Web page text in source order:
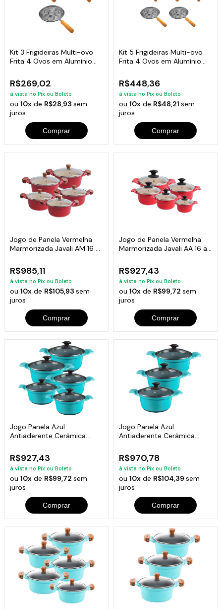
Kit 3 Frigideiras Multi-ovo
Frita 4 Ovos em Alumínio
R$269,02
à vista no Pix ou Boleto
ou10x de R$28,93sem
juros
Comprar
Kit 5 Frigideiras Multi-ovo
Frita 4 Ovos em Alumínio
R$448,36
à vista no Pix ou Boleto
ou 10xde R$48,21 sem
juros
Comprar
Jogo de Panela Vermelha
Marmorizada Javali AM 16 a
R$985,11
à vista no Pix ou Boleto
ou10x de R$105,93sem
juros
Comprar
Jogo de Panela Vermelha
Marmorizada Javali AA 16 a
R$927,43
à vista no Pix ou Boleto
ou 10xde R$99,72 sem
juros
Comprar
Jogo Panela Azul
Antiaderente Cerâmica
R$927,43
à vista no Pix ou Boleto
ou10x de R$99,72sem
juros
Comprar
Jogo Panela Azul
Antiaderente Cerâmica
R$970,78
à vista no Pix ou Boleto
ou 10xde R$104,39 sem
juros
Comprar